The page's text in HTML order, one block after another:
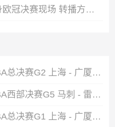
草台班子！字母哥现身欧冠决赛现场 转播方将其备注为绿军球员
2026年05月28日CBA总决赛G2 上海 - 广厦 全场录像
2026年05月27日NBA西部决赛G5 马刺 - 雷霆 全场录像
2026年05月26日CBA总决赛G1 上海 - 广厦 全场录像